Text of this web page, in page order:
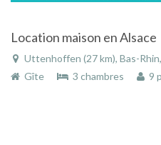
Location maison en Alsace
Uttenhoffen (27 km), Bas-
Gîte
3 chambres 9